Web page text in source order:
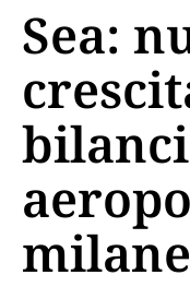
Sea: